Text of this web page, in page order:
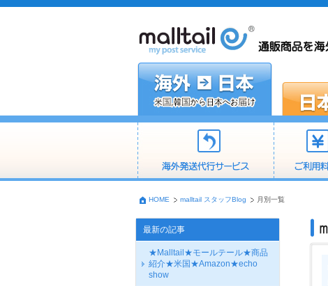
HOME malltail スタッフBlog 月別一覧
最新の記事
★Malltail★モールテール★商品
紹介★米国★Amazon★echo
show